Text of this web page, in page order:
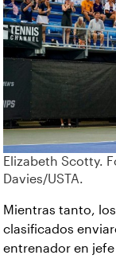
Elizabeth Scotty.
Davies/USTA.
Mientras tanto,
clasificados
entrenador en